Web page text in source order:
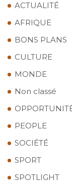
ACTUALITÉ
AFRIQUE
BONS PLANS
CULTURE
MONDE
Non classé
PEOPLE
SOCIÉTÉ
SPORT
SPOTLIGHT